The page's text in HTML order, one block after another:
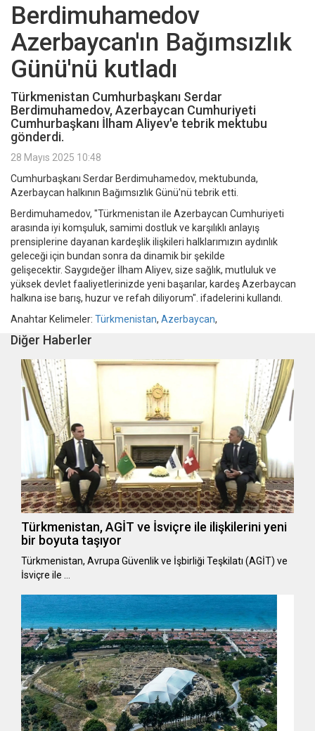
Berdimuhamedov
Azerbaycan'ın Bağımsızlık
Günü'nü kutladı
Türkmenistan Cumhurbaşkanı Serdar
Berdimuhamedov, Azerbaycan Cumhuriyeti
Cumhurbaşkanı İlham Aliyev'e tebrik mektubu
gönderdi.
28 Mayıs 2025 10:48
Cumhurbaşkanı Serdar Berdimuhamedov, mektubunda,
Azerbaycan halkının Bağımsızlık Günü'nü tebrik etti.
Berdimuhamedov, "Türkmenistan ile Azerbaycan Cumhuriyeti
arasında iyi komşuluk, samimi dostluk ve karşılıklı anlayış
prensiplerine dayanan kardeşlik ilişkileri halklarımızın aydınlık
geleceği için bundan sonra da dinamik bir şekilde
gelişecektir. Saygıdeğer İlham Aliyev, size sağlık, mutluluk ve
yüksek devlet faaliyetlerinizde yeni başarılar, kardeş Azerbaycan
halkına ise barış, huzur ve refah diliyorum". ifadelerini kullandı.
Anahtar Kelimeler: Türkmenistan, Azerbaycan,
Diğer Haberler
Türkmenistan, AGİT ve İsviçre ile ilişkilerini yeni
bir boyuta taşıyor
Türkmenistan, Avrupa Güvenlik ve İşbirliği Teşkilatı (AGİT) ve
İsviçre ile …